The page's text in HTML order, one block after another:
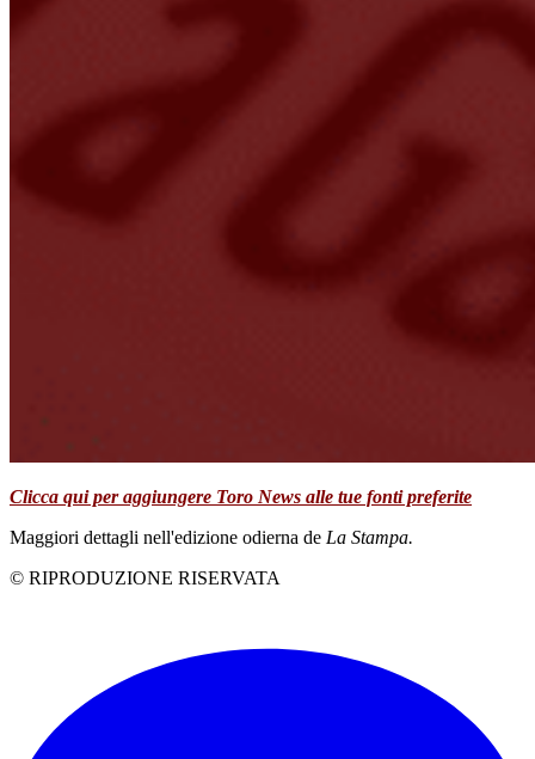
Clicca qui per aggiungere Toro News alle tue fonti preferite
Maggiori dettagli nell'edizione odierna de La Stampa.
© RIPRODUZIONE RISERVATA